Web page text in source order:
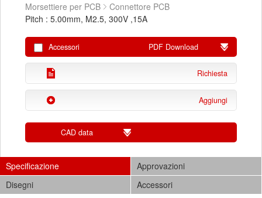
Morsettiere per PCB
Connettore PCB
Pitch : 5.00mm, M2.5, 300V ,15A
Accessori PDF Download
Richiesta
Aggiungi
CAD data
Specificazione
Approvazioni
Disegni
Accessori